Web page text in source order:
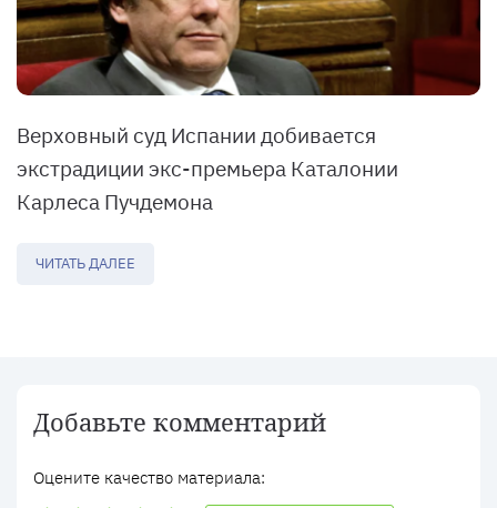
Верховный суд Испании добивается
экстрадиции экс-премьера Каталонии
Карлеса Пучдемона
ЧИТАТЬ ДАЛЕЕ
Добавьте комментарий
Оцените качество материала: